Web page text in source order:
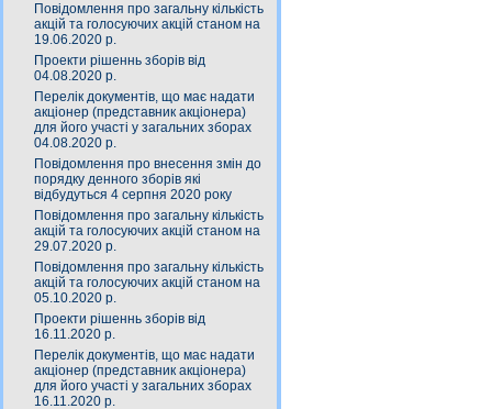
Повідомлення про загальну кількість
акцій та голосуючих акцій станом на
19.06.2020 р.
Проекти рішеннь зборів від
04.08.2020 р.
Перелік документів, що має надати
акціонер (представник акціонера)
для його участі у загальних зборах
04.08.2020 р.
Повідомлення про внесення змін до
порядку денного зборів які
відбудуться 4 серпня 2020 року
Повідомлення про загальну кількість
акцій та голосуючих акцій станом на
29.07.2020 р.
Повідомлення про загальну кількість
акцій та голосуючих акцій станом на
05.10.2020 р.
Проекти рішеннь зборів від
16.11.2020 р.
Перелік документів, що має надати
акціонер (представник акціонера)
для його участі у загальних зборах
16.11.2020 р.